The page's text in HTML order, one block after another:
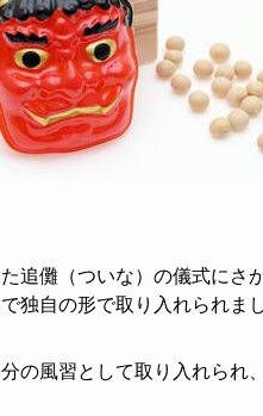
追儺（ついな）の儀式にさ
独自の形で取り入れられまし
の風習として取り入れられ